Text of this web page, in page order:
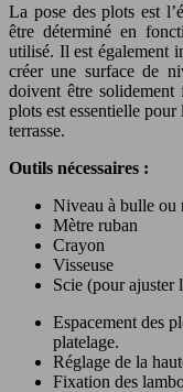
La pose des plots est
être déterminé en
utilisé. Il est également
créer une surface de
doivent être solidement
plots est essentielle
terrasse.
Outils nécessaires :
Niveau à bulle ou
Mètre ruban
Crayon
Visseuse
Scie (pour ajuster
Espacement des
platelage.
Réglage de la
Fixation des